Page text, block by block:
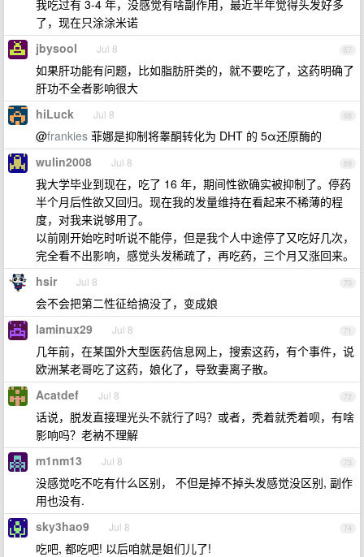
我吃过有 3-4 年，没感觉有啥副作用，最近半年觉得头发好多
了，现在只涂涂米诺
67
jbysool Jul 8
如果肝功能有问题，比如脂肪肝类的，就不要吃了，这药明确了
肝功不全者影响很大
68
hiLuck Jul 8
@frankies 菲娜是抑制将睾酮转化为 DHT 的 5α还原酶的
69
wulin2008 Jul 8
我大学毕业到现在，吃了 16 年，期间性欲确实被抑制了。停药
半个月后性欲又回归。现在我的发量维持在看起来不稀薄的程
度，对我来说够用了。
以前刚开始吃时听说不能停，但是我个人中途停了又吃好几次，
完全看不出影响，感觉头发稀疏了，再吃药，三个月又涨回来。
70
hsir Jul 8
会不会把第二性征给搞没了，变成娘
71
laminux29 Jul 8
几年前，在某国外大型医药信息网上，搜索这药，有个事件，说
欧洲某老哥吃了这药，娘化了，导致妻离子散。
72
Acatdef Jul 8
话说，脱发直接理光头不就行了吗？或者，秃着就秃着呗，有啥
影响吗？老衲不理解
73
m1nm13 Jul 8
没感觉吃不吃有什么区别， 不但是掉不掉头发感觉没区别, 副作
用也没有.
74
sky3hao9 Jul 8
吃吧, 都吃吧! 以后咱就是姐们儿了!